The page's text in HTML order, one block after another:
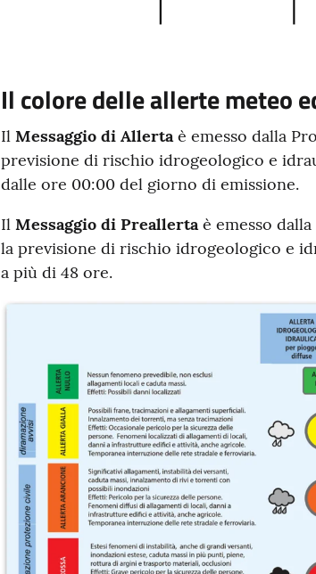
Il colore delle allerte meteo
Il Messaggio di Allertaè emesso dalla
previsione di rischio idrogeologico e
dalle ore 00:00 del giorno di emissione.
Il Messaggio di Preallertaè emesso
la previsione di rischio idrogeologico e
a più di 48 ore.